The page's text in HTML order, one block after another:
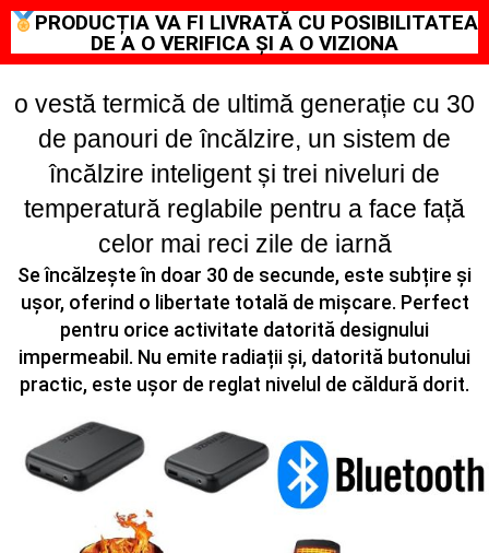
PRODUCȚIA VA FI LIVRATĂ CU POSIBILITATEA
DE A O VERIFICA ȘI A O VIZIONA
o vestă termică de ultimă generație cu 30
de panouri de încălzire, un sistem de
încălzire inteligent și trei niveluri de
temperatură reglabile pentru a face față
celor mai reci zile de iarnă
Se încălzește în doar 30 de secunde, este subțire și
ușor, oferind o libertate totală de mișcare. Perfect
pentru orice activitate datorită designului
impermeabil. Nu emite radiații și, datorită butonului
practic, este ușor de reglat nivelul de căldură dorit.